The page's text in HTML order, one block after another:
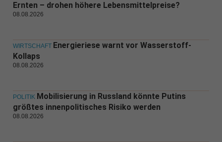
Ernten – drohen höhere Lebensmittelpreise?
08.08.2026
WIRTSCHAFT Energieriese warnt vor Wasserstoff-
Kollaps
08.08.2026
POLITIK Mobilisierung in Russland könnte Putins
größtes innenpolitisches Risiko werden
08.08.2026